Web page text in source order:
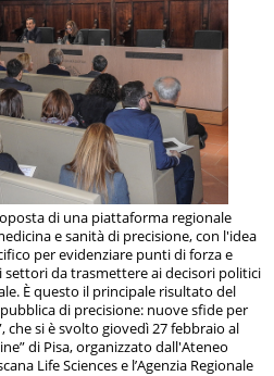
di una piattaforma regionale
e sanità di precisione, con l'idea
per evidenziare punti di forza e
da trasmettere ai decisori politici
È questo il principale risultato del
di precisione: nuove sfide per
che si è svolto giovedì 27 febbraio al
di Pisa, organizzato dall'Ateneo
Life Sciences e l’Agenzia Regionale